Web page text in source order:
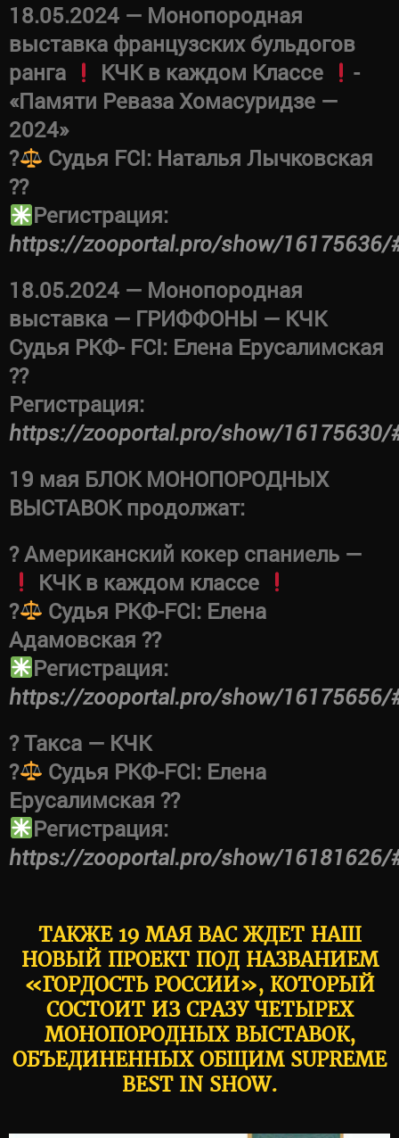
18.05.2024 — Монопородная
выставка французских бульдогов
ранга
КЧК в каждом Классе
-
«Памяти Реваза Хомасуридзе —
2024»
?‍
Судья FCI: Наталья Лычковская
??
Регистрация:
https://zooportal.pro/show/16175636/
18.05.2024 — Монопородная
выставка — ГРИФФОНЫ — КЧК
Судья РКФ- FCI: Елена Ерусалимская
??
Регистрация:
https://zooportal.pro/show/16175630/
19 мая БЛОК МОНОПОРОДНЫХ
ВЫСТАВОК продолжат:
? Американский кокер спаниель —
КЧК в каждом классе
?‍
Судья РКФ-FCI: Елена
Адамовская ??
Регистрация:
https://zooportal.pro/show/16175656/
? Такса — КЧК
?‍
Судья РКФ-FCI: Елена
Ерусалимская ??
Регистрация:
https://zooportal.pro/show/16181626/
ТАКЖЕ 19 МАЯ ВАС ЖДЕТ НАШ
НОВЫЙ ПРОЕКТ ПОД НАЗВАНИЕМ
«ГОРДОСТЬ РОССИИ», КОТОРЫЙ
СОСТОИТ ИЗ СРАЗУ ЧЕТЫРЕХ
МОНОПОРОДНЫХ ВЫСТАВОК,
ОБЪЕДИНЕННЫХ ОБЩИМ SUPREME
BEST IN SHOW.